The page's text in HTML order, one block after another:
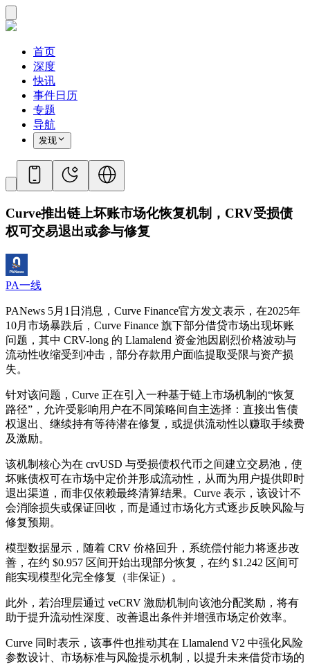
首页
深度
快讯
事件日历
专题
导航
发现
Curve推出链上坏账市场化恢复机制，CRV受损债
权可交易退出或参与修复
PA一线
PANews 5月1日消息，Curve Finance官方发文表示，在2025年
10月市场暴跌后，Curve Finance 旗下部分借贷市场出现坏账
问题，其中 CRV-long 的 Llamalend 资金池因剧烈价格波动与
流动性收缩受到冲击，部分存款用户面临提取受限与资产损
失。
针对该问题，Curve 正在引入一种基于链上市场机制的“恢复
路径”，允许受影响用户在不同策略间自主选择：直接出售债
权退出、继续持有等待潜在修复，或提供流动性以赚取手续费
及激励。
该机制核心为在 crvUSD 与受损债权代币之间建立交易池，使
坏账债权可在市场中定价并形成流动性，从而为用户提供即时
退出渠道，而非仅依赖最终清算结果。Curve 表示，该设计不
会消除损失或保证回收，而是通过市场化方式逐步反映风险与
修复预期。
模型数据显示，随着 CRV 价格回升，系统偿付能力将逐步改
善，在约 $0.957 区间开始出现部分恢复，在约 $1.242 区间可
能实现模型化完全修复（非保证）。
此外，若治理层通过 veCRV 激励机制向该池分配奖励，将有
助于提升流动性深度、改善退出条件并增强市场定价效率。
Curve 同时表示，该事件也推动其在 Llamalend V2 中强化风险
参数设计、市场标准与风险提示机制，以提升未来借贷市场的